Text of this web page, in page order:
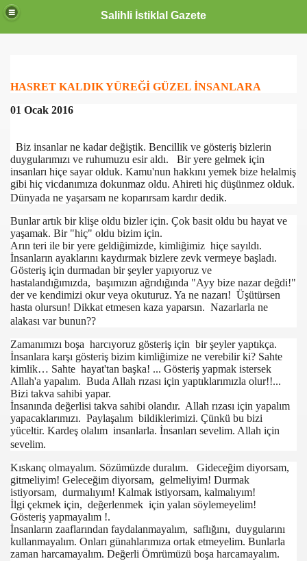
Salihli İstiklal Gazete
HASRET KALDIK YÜREĞİ GÜZEL İNSANLARA
01 Ocak 2016
Biz insanlar ne kadar değiştik. Bencillik ve gösteriş bizlerin
duygularımızı ve ruhumuzu esir aldı. Bir yere gelmek için
insanları hiçe sayar olduk. Kamu'nun hakkını yemek bize helalmiş
gibi hiç vicdanımıza dokunmaz oldu. Ahireti hiç düşünmez olduk.
Dünyada ne yaşarsam ne koparırsam kardır dedik.
Bunlar artık bir klişe oldu bizler için. Çok basit oldu bu hayat ve
yaşamak. Bir "hiç" oldu bizim için.
Arın teri ile bir yere geldiğimizde, kimliğimiz hiçe sayıldı.
İnsanların ayaklarını kaydırmak bizlere zevk vermeye başladı.
Gösteriş için durmadan bir şeyler yapıyoruz ve
hastalandığımızda, başımızın ağrıdığında "Ayy bize nazar değdi!"
der ve kendimizi okur veya okuturuz. Ya ne nazarı! Üşütürsen
hasta olursun! Dikkat etmesen kaza yaparsın. Nazarlarla ne
alakası var bunun??
Zamanımızı boşa harcıyoruz gösteriş için bir şeyler yaptıkça.
İnsanlara karşı gösteriş bizim kimliğimize ne verebilir ki? Sahte
kimlik… Sahte hayat'tan başka! ... Gösteriş yapmak istersek
Allah'a yapalım. Buda Allah rızası için yaptıklarımızla olur!!...
Bizi takva sahibi yapar.
İnsanında değerlisi takva sahibi olandır. Allah rızası için yapalım
yapacaklarımızı. Paylaşalım bildiklerimizi. Çünkü bu bizi
yüceltir. Kardeş olalım insanlarla. İnsanları sevelim. Allah için
sevelim.
Kıskanç olmayalım. Sözümüzde duralım. Gideceğim diyorsam,
gitmeliyim! Geleceğim diyorsam, gelmeliyim! Durmak
istiyorsam, durmalıyım! Kalmak istiyorsam, kalmalıyım!
İlgi çekmek için, değerlenmek için yalan söylemeyelim!
Gösteriş yapmayalım !.
İnsanların zaaflarından faydalanmayalım, saflığını, duygularını
kullanmayalım. Onları günahlarımıza ortak etmeyelim. Bunlarla
zaman harcamayalım. Değerli Ömrümüzü boşa harcamayalım.
Zeytinoğlu)
Dobra Dobra)
Olan)
Yoğun)